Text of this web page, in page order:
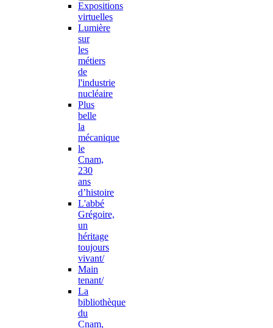
Expositions
virtuelles
Lumière
sur
les
métiers
de
l'industrie
nucléaire
Plus
belle
la
mécanique
le
Cnam,
230
ans
d’histoire
L'abbé
Grégoire,
un
héritage
toujours
vivant/
Main
tenant/
La
bibliothèque
du
Cnam,